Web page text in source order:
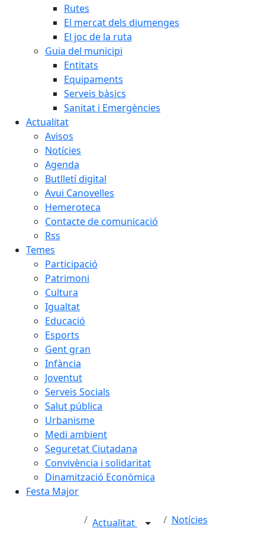
Rutes
El mercat dels diumenges
El joc de la ruta
Guia del municipi
Entitats
Equipaments
Serveis bàsics
Sanitat i Emergències
Actualitat
Avisos
Notícies
Agenda
Butlletí digital
Avui Canovelles
Hemeroteca
Contacte de comunicació
Rss
Temes
Participació
Patrimoni
Cultura
Igualtat
Educació
Esports
Gent gran
Infància
Joventut
Serveis Socials
Salut pública
Urbanisme
Medi ambient
Seguretat Ciutadana
Convivència i solidaritat
Dinamització Econòmica
Festa Major
Actualitat Notícies